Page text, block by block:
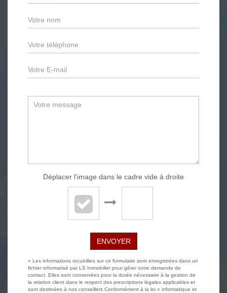
Déplacer l'image dans le cadre vide à droite
ENVOYER
« Les informations recueillies sur ce formulaire sont enregistrées dans un
fichier informatisé par LS Immobilier pour gérer votre demande de
contact. Elles sont conservées pour la durée nécessaire à la gestion de
la relation client dans le respect des prescriptions légales applicables et
sont destinées à nos conseillers Conformément à la loi « informatique et